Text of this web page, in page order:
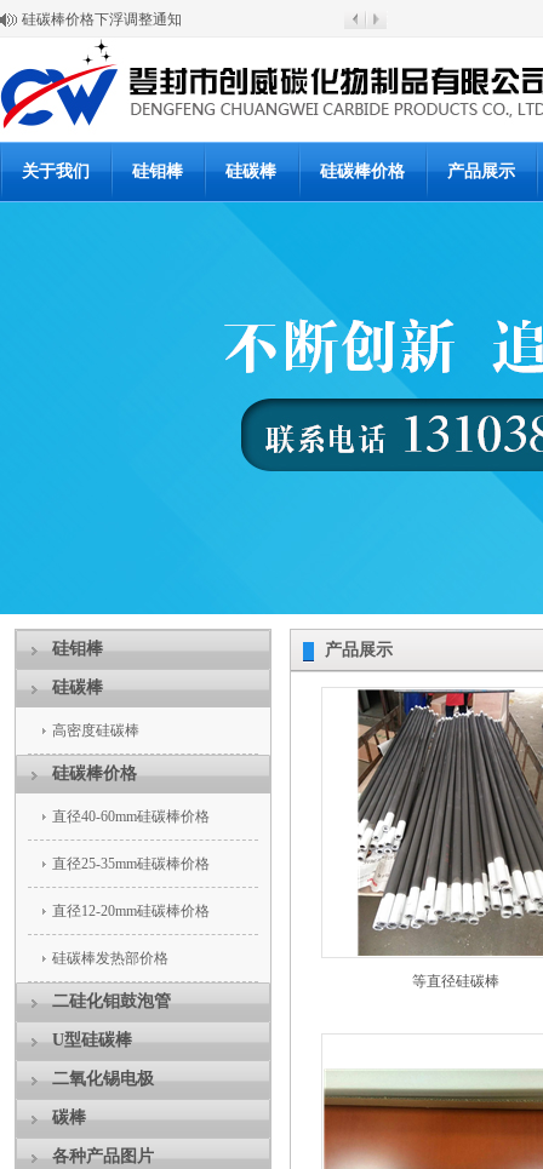
放假与开工通知
硅碳棒涨价通知
登封市创威高温材料有限公司
6月20日硅碳棒批发价格
6月19日硅碳棒价格
硅碳棒使用说明书
硅碳棒停产通知
关于我们 硅钼棒 硅碳棒 硅碳棒价格 产品展示
硅钼棒
硅碳棒
高密度硅碳棒
硅碳棒价格
直径40-60mm硅碳棒价格
直径25-35mm硅碳棒价格
直径12-20mm硅碳棒价格
硅碳棒发热部价格
二硅化钼鼓泡管
U型硅碳棒
二氧化锡电极
碳棒
各种产品图片
产品展示
等直径硅碳棒